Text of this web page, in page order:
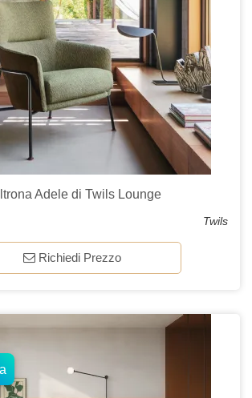
Adele di Twils Lounge
Twils
Richiedi Prezzo